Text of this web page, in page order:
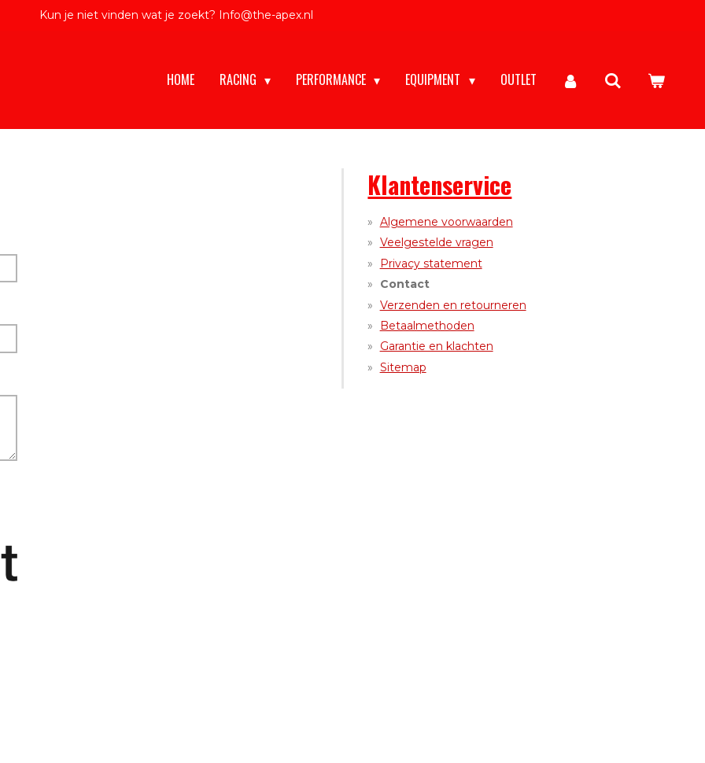
Kun je niet vinden wat je zoekt? Info@the-apex.nl
HOME RACING PERFORMANCE EQUIPMENT OUTLET
Klantenservice
Algemene voorwaarden
Veelgestelde vragen
Privacy statement
Contact
Verzenden en retourneren
Betaalmethoden
Garantie en klachten
Sitemap